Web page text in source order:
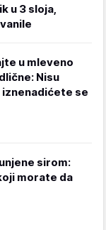
u 3 sloja,
u mleveno
Nisu
iznenadićete se
sirom:
morate da